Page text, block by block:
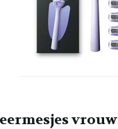
vrouw